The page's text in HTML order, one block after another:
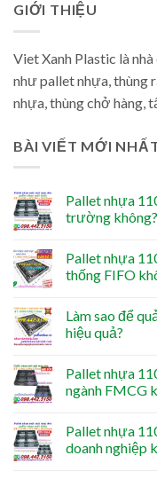
GIỚI THIỆU
Viet Xanh Plastic là
như pallet nhựa, thùng
nhựa, thùng chở hàng,
BÀI VIẾT MỚI
Pallet nhựa
trường không?
Pallet nhựa
thống FIFO
Làm sao để
hiệu quả?
Pallet nhựa
ngành FMCG
Pallet nhựa
doanh nghiệp